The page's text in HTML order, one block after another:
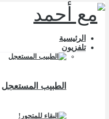
الرئيسية
تلفزيون
الطبيب المستعجل